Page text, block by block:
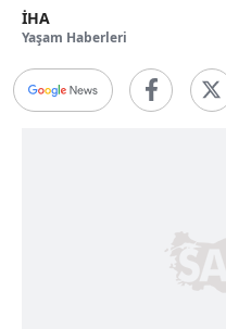
İHA
Yaşam Haberleri